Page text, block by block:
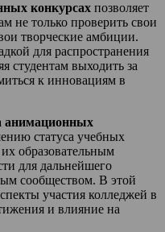
конкурсах позволяет
не только проверить свои
творческие амбиции.
для распространения
студентам выходить за
к инновациям в
анимационных
статуса учебных
образовательным
для дальнейшего
сообществом. В этой
участия колледжей в
и влияние на